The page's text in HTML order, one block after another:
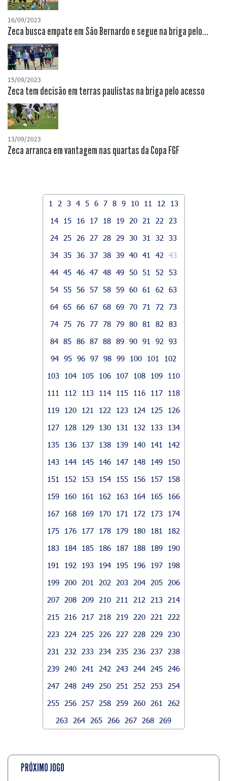
16/09/2023
Zeca busca empate em São Bernardo e segue na briga pelo...
15/09/2023
Zeca tem decisão em terras paulistas na briga pelo acesso
13/09/2023
Zeca arranca em vantagem nas quartas da Copa FGF
1 2 3 4 5 6 7 8 9 10 11 12
13
14
15 16 17 18 19 20 21 22
23
24
25 26 27 28 29 30 31 32
33
34 35 36 37 38 39 40 41 42
43
44 45 46 47 48 49 50 51 52
53
54 55 56 57 58 59 60 61 62
63
64 65 66 67 68 69 70 71 72
73
74 75 76 77 78 79 80 81 82
83
84 85 86 87 88 89 90 91 92
93
94 95 96 97 98 99 100 101
102
103
104 105 106 107 108 109
110
111
112 113 114 115 116 117
118
119
120 121 122 123 124 125
126
127
128 129 130 131 132 133
134
135
136 137 138 139 140 141
142
143
144 145 146 147 148 149
150
151
152 153 154 155 156 157
158
159
160 161 162 163 164 165
166
167
168 169 170 171 172 173
174
175
176 177 178 179 180 181
182
183
184 185 186 187 188 189
190
191
192 193 194 195 196 197
198
199
200 201 202 203 204 205
206
207
208 209 210 211 212 213
214
215
216 217 218 219 220 221
222
223
224 225 226 227 228 229
230
231
232 233 234 235 236 237
238
239
240 241 242 243 244 245
246
247
248 249 250 251 252 253
254
255
256 257 258 259 260 261
262
263
264 265 266 267 268 269
PRÓXIMO JOGO